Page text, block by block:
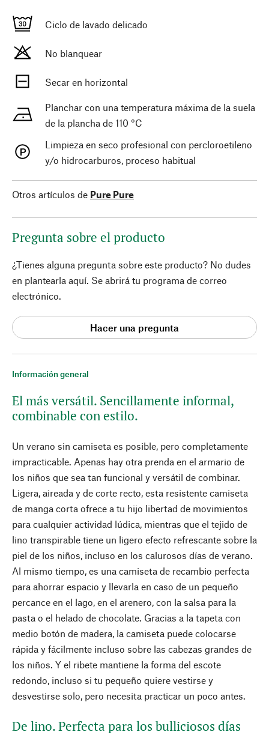
Información general
El más versátil. Sencillamente informal,
combinable con estilo.
Un verano sin camiseta es posible, pero completamente
impracticable. Apenas hay otra prenda en el armario de
los niños que sea tan funcional y versátil de combinar.
Ligera, aireada y de corte recto, esta resistente camiseta
de manga corta ofrece a tu hijo libertad de movimientos
para cualquier actividad lúdica, mientras que el tejido de
lino transpirable tiene un ligero efecto refrescante sobre la
piel de los niños, incluso en los calurosos días de verano.
Al mismo tiempo, es una camiseta de recambio perfecta
para ahorrar espacio y llevarla en caso de un pequeño
percance en el lago, en el arenero, con la salsa para la
pasta o el helado de chocolate. Gracias a la tapeta con
medio botón de madera, la camiseta puede colocarse
rápida y fácilmente incluso sobre las cabezas grandes de
los niños. Y el ribete mantiene la forma del escote
redondo, incluso si tu pequeño quiere vestirse y
desvestirse solo, pero necesita practicar un poco antes.
De lino. Perfecta para los bulliciosos días
Ciclo de lavado delicado
No blanquear
Secar en horizontal
Planchar con una temperatura máxima de la suela
de la plancha de 110 °C
Limpieza en seco profesional con percloroetileno
y/o hidrocarburos, proceso habitual
Otros artículos de Pure Pure
Pregunta sobre el producto
¿Tienes alguna pregunta sobre este producto? No dudes
en plantearla aquí. Se abrirá tu programa de correo
electrónico.
Hacer una pregunta